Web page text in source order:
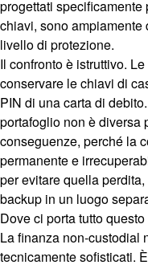
progettati
chiavi, sono
livello di protezione.
Il confronto è istruttivo.
conservare le chiavi di
PIN di una carta di
portafoglio non è diversa
conseguenze, perché la
permanente e
per evitare quella
backup in un luogo
Dove ci porta tutto questo
La finanza non-custodial
tecnicamente sofisticati.